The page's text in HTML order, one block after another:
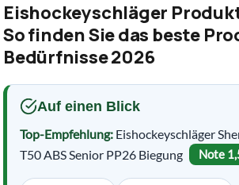
Eishockeyschläger
So finden Sie das beste
Bedürfnisse 2026
Auf einen Blick
Top-Empfehlung: Eishockeyschläger
T50 ABS Senior PP26 Biegung
Note